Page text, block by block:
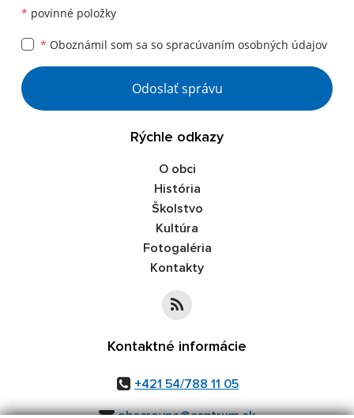
* povinné položky
* Oboznámil som sa so spracúvaním osobných údajov
Google reCaptcha Response
Odoslať správu
Rýchle odkazy
O obci
História
Školstvo
Kultúra
Fotogaléria
Kontakty
Kontaktné informácie
+421 54/788 11 05